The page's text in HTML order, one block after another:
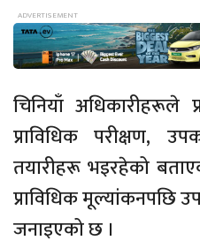
चिनियाँ अधिकारीहरूले
प्राविधिक परीक्षण,
तयारीहरू भइरहेको
प्राविधिक मूल्यांकनपछि
जनाइएको छ ।